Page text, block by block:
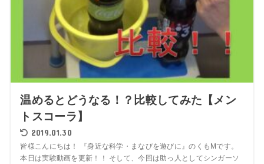
温めるとどうなる！？比較してみた【メン
トスコーラ】
2019.01.30
皆様こんにちは！ 『身近な科学・まなびを遊びに』のくもMです。
本日は実験動画を更新！！ そして、今回は助っ人としてシンガーソ